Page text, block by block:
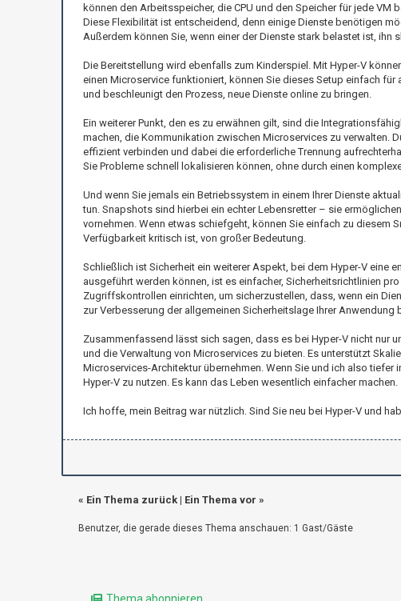
können den Arbeitsspeicher, die CPU und den Speicher für jede
Diese Flexibilität ist entscheidend, denn einige Dienste benötigen
Außerdem können Sie, wenn einer der Dienste stark belastet ist,
Die Bereitstellung wird ebenfalls zum Kinderspiel. Mit Hyper-V
einen Microservice funktioniert, können Sie dieses Setup einfach
und beschleunigt den Prozess, neue Dienste online zu bringen.
Ein weiterer Punkt, den es zu erwähnen gilt, sind die
machen, die Kommunikation zwischen Microservices zu verwalten.
effizient verbinden und dabei die erforderliche Trennung
Sie Probleme schnell lokalisieren können, ohne durch einen
Und wenn Sie jemals ein Betriebssystem in einem Ihrer Dienste
tun. Snapshots sind hierbei ein echter Lebensretter – sie
vornehmen. Wenn etwas schiefgeht, können Sie einfach zu diesem
Verfügbarkeit kritisch ist, von großer Bedeutung.
Schließlich ist Sicherheit ein weiterer Aspekt, bei dem Hyper-V eine
ausgeführt werden können, ist es einfacher, Sicherheitsrichtlinien
Zugriffskontrollen einrichten, um sicherzustellen, dass, wenn ein
zur Verbesserung der allgemeinen Sicherheitslage Ihrer Anwendung
Zusammenfassend lässt sich sagen, dass es bei Hyper-V nicht nur
und die Verwaltung von Microservices zu bieten. Es unterstützt
Microservices-Architektur übernehmen. Wenn Sie und ich also
Hyper-V zu nutzen. Es kann das Leben wesentlich einfacher machen.
Ich hoffe, mein Beitrag war nützlich. Sind Sie neu bei Hyper-V und
« Ein Thema zurück| Ein Thema vor »
Benutzer, die gerade dieses Thema anschauen: 1 Gast/Gäste
Thema abonnieren